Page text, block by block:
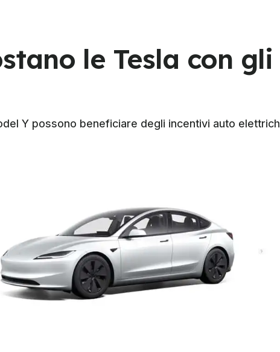
le Tesla con
Y possono beneficiare degli incentivi auto